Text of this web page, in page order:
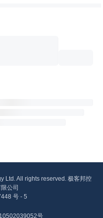
Ltd. All rights reserved. 极客邦控
公司
号 - 5
号